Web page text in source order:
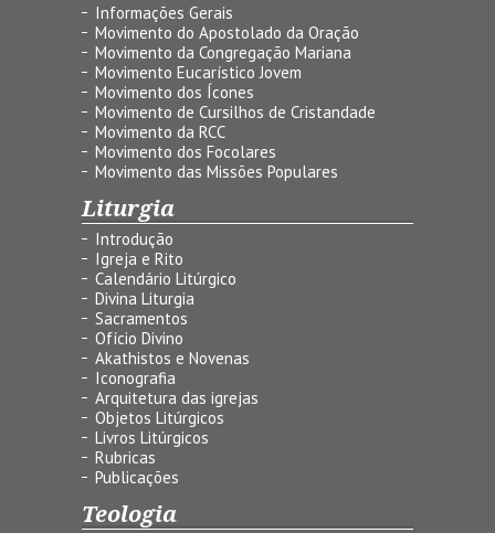
Informações Gerais
Movimento do Apostolado da Oração
Movimento da Congregação Mariana
Movimento Eucarístico Jovem
Movimento dos Ícones
Movimento de Cursilhos de Cristandade
Movimento da RCC
Movimento dos Focolares
Movimento das Missões Populares
Liturgia
Introdução
Igreja e Rito
Calendário Litúrgico
Divina Liturgia
Sacramentos
Ofício Divino
Akathistos e Novenas
Iconografia
Arquitetura das igrejas
Objetos Litúrgicos
Livros Litúrgicos
Rubricas
Publicações
Teologia